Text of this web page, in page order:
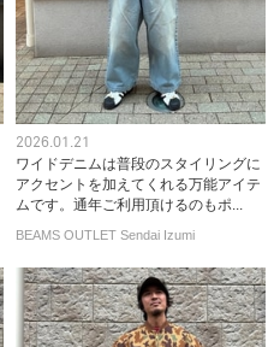
2026.01.21
ワイドデニムは普段のスタイリングに
アクセントを加えてくれる万能アイテ
ムです。通年ご利用頂けるのもポ...
BEAMS OUTLET Sendai Izumi